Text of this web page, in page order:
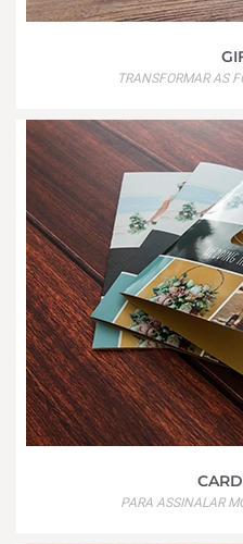
TRANSFORMAR AS
PARA ASSINALAR